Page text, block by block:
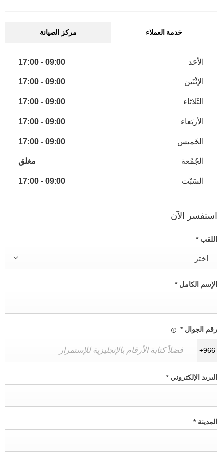
خدمة العملاء مركز الصيانة
الأحَد 09:00
-
17:00
الإثْنَين 09:00
-
17:00
الثَلاثاء 09:00
-
17:00
الأربَعاء 09:00
-
17:00
الخَميس 09:00
-
17:00
الجُمُعة مغلق
السَبْت 09:00
-
17:00
استفسر الآن
اللقب*
اختر
الإسم الكامل*
رقم الجوال*
+966
البريد الإلكتروني*
المدينة*